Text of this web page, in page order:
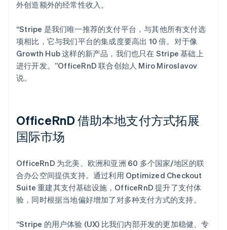
外创造额外的经常性收入。
“Stripe 是我们唯一推荐的支付平台，与其他所有支付选
项相比，它与我们平台的集成度要高出 10 倍。对于像
Growth Hub 这样的新产品，我们也只在 Stripe 基础上
进行开发。”OfficeRnD 联合创始人 Miro Miroslavov
说。
OfficeRnD 借助本地支付方式拓展
国际市场
OfficeRnD 为北美、欧洲和亚洲 60 多个国家/地区的联
合办公空间提供支持。通过利用 Optimized Checkout
Suite 重建其支付基础设施，OfficeRnD 提升了支付体
验，同时根据当地偏好增加了对多种支付方式的支持。
“Stripe 的用户体验 (UX) 比我们内部开发的更加稳健、专